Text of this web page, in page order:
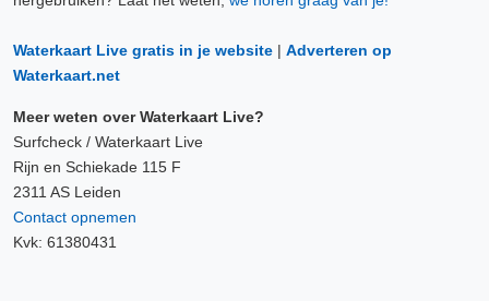
Waterkaart Live gratis in je website | Adverteren op
Waterkaart.net
Meer weten over Waterkaart Live?
Surfcheck / Waterkaart Live
Rijn en Schiekade 115 F
2311 AS Leiden
Contact opnemen
Kvk: 61380431